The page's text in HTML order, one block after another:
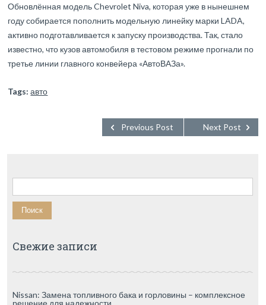
Обновлённая модель Chevrolet Niva, которая уже в нынешнем
году собирается пополнить модельную линейку марки LADA,
активно подготавливается к запуску производства. Так, стало
известно, что кузов автомобиля в тестовом режиме прогнали по
третье линии главного конвейера «АвтоВАЗа».
Tags: авто
Next Post
Previous Post
Найти:
Свежие записи
Nissan: Замена топливного бака и горловины – комплексное
решение для надежности